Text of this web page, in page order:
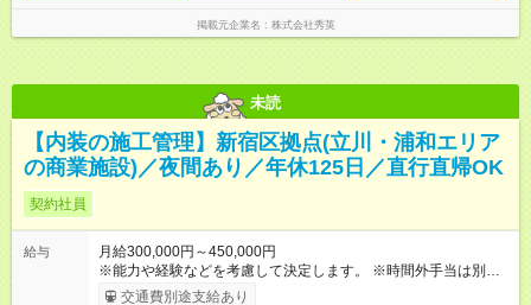
掲載元企業名 株式会社秀英
未読
【内装の施工管理】新宿区拠点(立川・浦和エリア
の商業施設)／夜間あり／年休125日／直行直帰OK
契約社員
給与
月給300,000円～450,000円
※能力や経験などを考慮して決定します。 ※時間外手当は別途支
給致します。 【試用期間】試用期間あり 試用期間の長さ：3ヶ
交通費別途支給あり